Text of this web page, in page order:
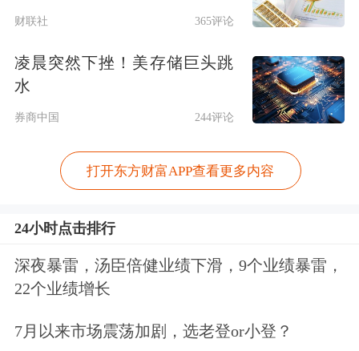
要是军工股，也包括白酒股。军工和白
酒联袂走强，总是让人觉得有点匪夷所
思，可能也是借酒浇愁。水皮个人觉得
军工的走强意味着大家“所谓的担心”有
所上升。
浇愁，这并不是什么好的现象。当然这
两个板块往往也是资金的短期集中的板
块。资金在里面短期难以脱身，所以在
这种情况之下，维系或者是逆势操作，
财联社 365评论
凌晨突然下挫！美存储巨头跳
水
券商中国 244评论
打开东方财富APP查看更多内容
24小时点击排行
深夜暴雷，汤臣倍健业绩下滑，9个业绩暴雷，
22个业绩增长
7月以来市场震荡加剧，选老登or小登？